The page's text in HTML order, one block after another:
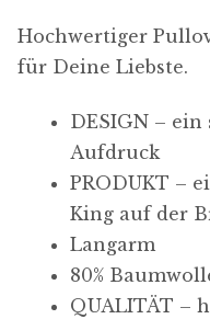
Hochwertiger
für Deine Liebste.
DESIGN –
Aufdruck
PRODUKT –
King auf der
Langarm
80%
QUALITÄT –